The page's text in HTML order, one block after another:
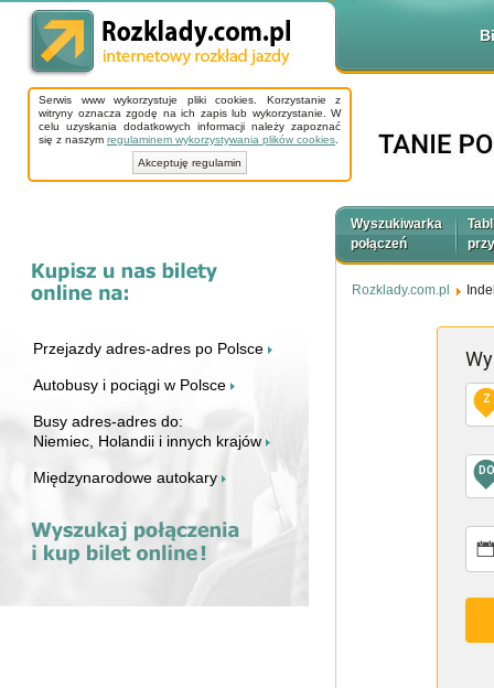
Serwis www wykorzystuje pliki cookies. Korzystanie z
witryny oznacza zgodę na ich zapis lub wykorzystanie. W
celu uzyskania dodatkowych informacji należy zapoznać
się z naszym regulaminem wykorzystywania plików cookies
Akceptuję regulamin
Przejazdy adres-adres po Polsce
Autobusy i pociągi w Polsce
Busy adres-adres do:
Niemiec, Holandii i innych krajów
Międzynarodowe autokary
Wyszukiwarka
połączeń
Rozklady.com.pl
Z
DO